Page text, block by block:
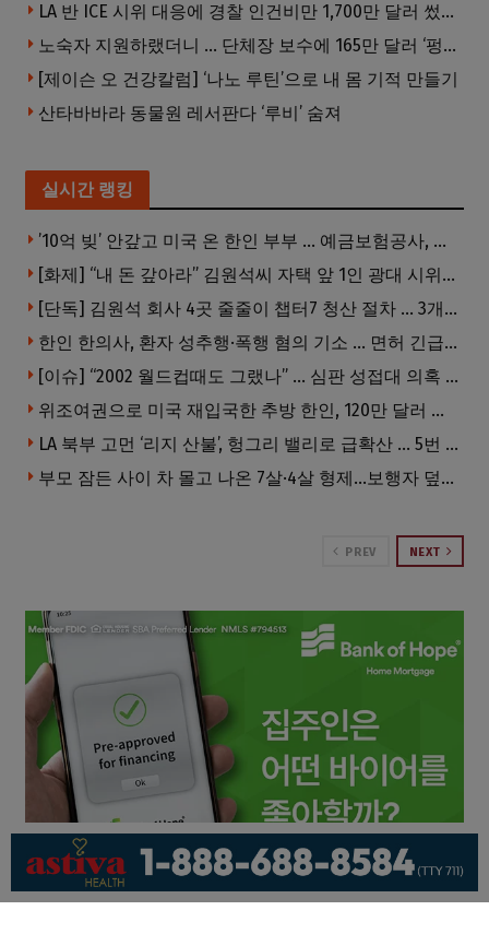
LA 반 ICE 시위 대응에 경찰 인건비만 1,700만 달러 썼다.
노숙자 지원하랬더니 … 단체장 보수에 165만 달러 ‘펑펑’
[제이슨 오 건강칼럼] ‘나노 루틴’으로 내 몸 기적 만들기
산타바바라 동물원 레서판다 ‘루비’ 숨져
실시간 랭킹
’10억 빚’ 안갚고 미국 온 한인 부부 … 예금보험공사, 미국서 소송
[화제] “내 돈 갚아라” 김원석씨 자택 앞 1인 광대 시위 … 한인 투자사, “108만 달러 못받아”
[단독] 김원석 회사 4곳 줄줄이 챕터7 청산 절차 … 3개 법인 같은 날 동시 파산 신청
한인 한의사, 환자 성추행·폭행 혐의 기소 … 면허 긴급정지
[이슈] “2002 월드컵때도 그랬나” … 심판 성접대 의혹 해외로 일파만파, 4강 신화까지 불똥
위조여권으로 미국 재입국한 추방 한인, 120만 달러 은행 사기 행각
LA 북부 고먼 ‘리지 산불’, 헝그리 밸리로 급확산 … 5번 Fwy 양방향 전면 폐쇄
부모 잠든 사이 차 몰고 나온 7살·4살 형제…보행자 덮쳐 중태
PREV NEXT